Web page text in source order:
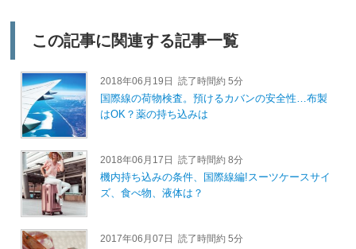
この記事に関連する記事一覧
2018年06月19日 読了時間約 5分
国際線の荷物検査。預けるカバンの安全性…布製
はOK？薬の持ち込みは
2018年06月17日 読了時間約 8分
機内持ち込みの条件、国際線編!スーツケースサイ
ズ、食べ物、液体は？
2017年06月07日 読了時間約 5分